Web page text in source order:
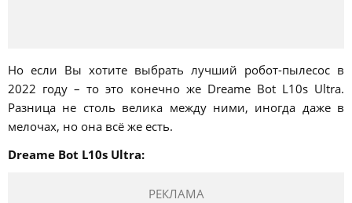
Но если Вы хотите выбрать лучший робот-пылесос в
2022 году – то это конечно же Dreame Bot L10s Ultra.
Разница не столь велика между ними, иногда даже в
мелочах, но она всё же есть.
Dreame Bot L10s Ultra:
РЕКЛАМА